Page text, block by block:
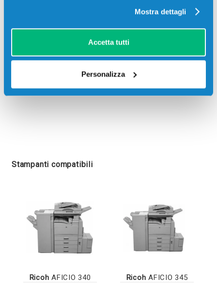
Mostra dettagli
Accetta tutti
Personalizza
Stampanti compatibili
Ricoh AFICIO 340 Ricoh AFICIO 345